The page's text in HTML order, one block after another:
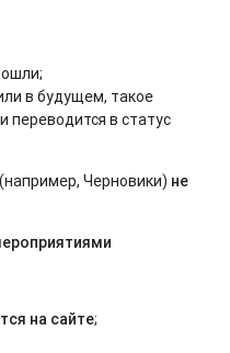
в будущем, такое
переводится в статус
Черновики) не
на сайте;